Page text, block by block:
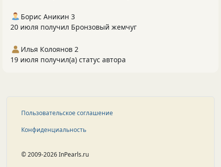
Борис Аникин 3
20 июля получил Бронзовый жемчуг
Илья Колоянов 2
19 июля получил(а) статус автора
Пользовательское соглашение
Конфиденциальность
© 2009-2026 InPearls.ru